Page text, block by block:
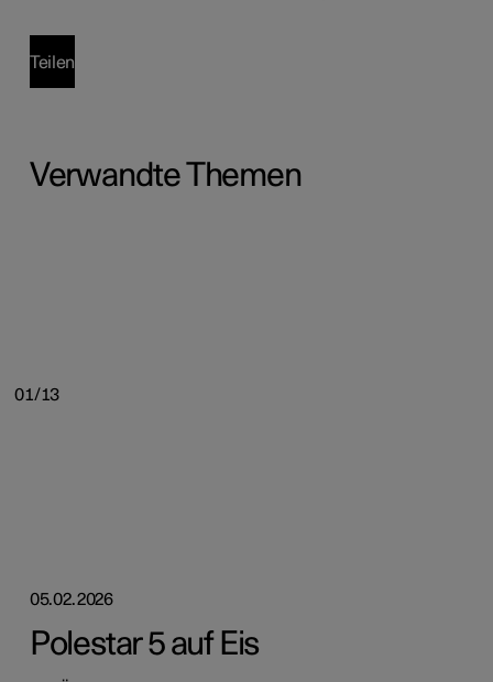
01/13
Teilen
Verwandte Themen
05.02.2026
Polestar 5 auf Eis